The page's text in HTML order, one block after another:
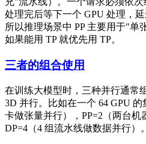
处理完后等下一个 GPU 处理，延
所以推理场景中 PP 主要用于"单
如果能用 TP 就优先用 TP。
三者的组合使用
在训练大模型时，三种并行通
3D 并行。比如在一个 64 GPU
卡做张量并行），PP=2（两台机
DP=4（4 组流水线做数据并行）。